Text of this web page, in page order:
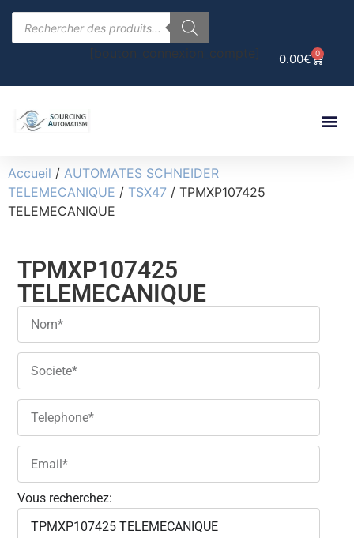
0.00€ 0
[bouton_connexion_compte]
Accueil / AUTOMATES SCHNEIDER
TELEMECANIQUE / TSX47 / TPMXP107425
TELEMECANIQUE
TPMXP107425
TELEMECANIQUE
Vous recherchez: